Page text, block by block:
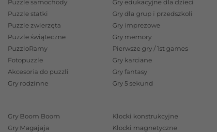
Puzzle samochody
Puzzle statki
Puzzle zwierzęta
Puzzle świąteczne
PuzzloRamy
Fotopuzzle
Akcesoria do puzzli
Gry rodzinne
Gry edukacyjne dla dzieci
Gry dla grup i przedszkoli
Gry imprezowe
Gry memory
Pierwsze gry / 1st games
Gry karciane
Gry fantasy
Gry 5 sekund
Gry Boom Boom
Gry Magajaja
Klocki konstrukcyjne
Klocki magnetyczne